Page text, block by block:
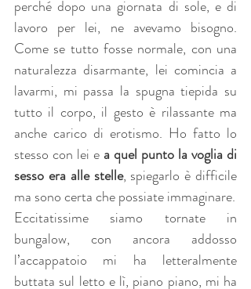
perché dopo una giornata di sole, e di
lavoro per lei, ne avevamo bisogno.
Come se tutto fosse normale, con una
naturalezza disarmante, lei comincia a
lavarmi, mi passa la spugna tiepida su
tutto il corpo, il gesto è rilassante ma
anche carico di erotismo. Ho fatto lo
stesso con lei e a quel punto la voglia di
sesso era alle stelle, spiegarlo è difficile
ma sono certa che possiate immaginare.
Eccitatissime siamo tornate in
bungalow, con ancora addosso
l’accappatoio mi ha letteralmente
buttata sul letto e lì, piano piano, mi ha